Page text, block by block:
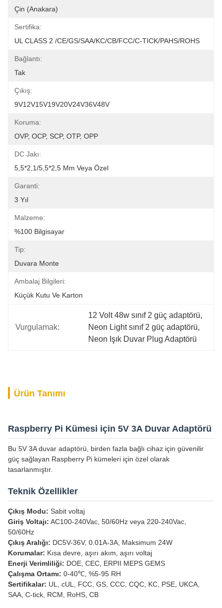
Çin (Anakara)
Sertifika:
UL CLASS 2 /CE/GS/SAA/KC/CB/FCC/C-TICK/PAHS/ROHS
Bağlantı:
Tak
Çıkış:
9V12V15V19V20V24V36V48V
Koruma:
OVP, OCP, SCP, OTP, OPP
DC Jakı:
5,5*2,1/5,5*2,5 Mm Veya Özel
Garanti:
3 Yıl
Malzeme:
%100 Bilgisayar
Tip:
Duvara Monte
Ambalaj Bilgileri:
Küçük Kutu Ve Karton
Vurgulamak:
12 Volt 48w sınıf 2 güç adaptörü,
Neon Light sınıf 2 güç adaptörü,
Neon Işık Duvar Plug Adaptörü
Ürün Tanımı
Raspberry Pi Kümesi için 5V 3A Duvar Adaptörü
Bu 5V 3A duvar adaptörü, birden fazla bağlı cihaz için güvenilir
güç sağlayan Raspberry Pi kümeleri için özel olarak
tasarlanmıştır.
Teknik Özellikler
Çıkış Modu: Sabit voltaj
Giriş Voltajı: AC100-240Vac, 50/60Hz veya 220-240Vac,
50/60Hz
Çıkış Aralığı: DC5V-36V, 0.01A-3A, Maksimum 24W
Korumalar: Kısa devre, aşırı akım, aşırı voltaj
Enerji Verimliliği: DOE, CEC, ERPII MEPS GEMS
Çalışma Ortamı: 0-40℃, %5-95 RH
Sertifikalar: UL, cUL, FCC, GS, CCC, CQC, KC, PSE, UKCA,
SAA, C-tick, RCM, RoHS, CB